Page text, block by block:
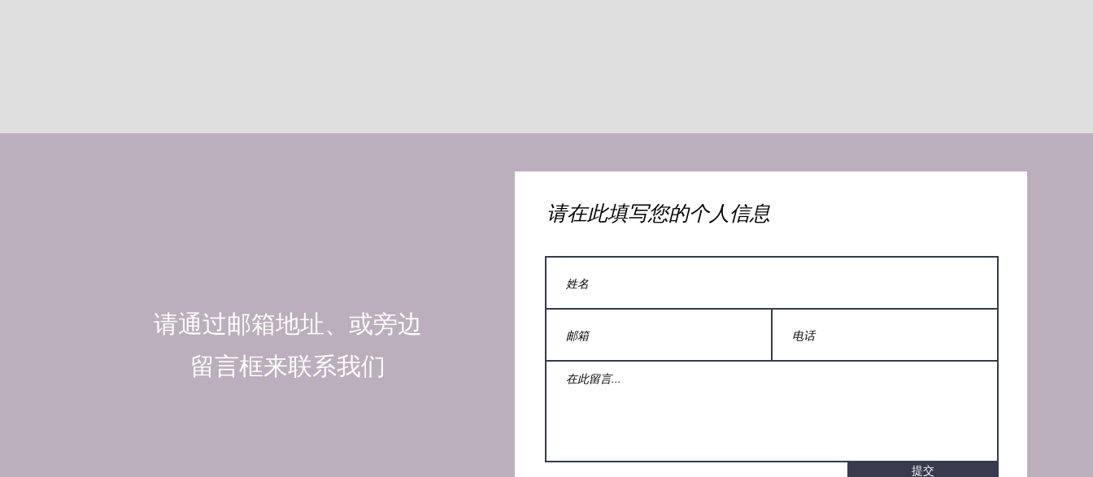
请通过邮箱地址、或旁边
留言框来联系我们
​请在此填写您的个人信息
提交